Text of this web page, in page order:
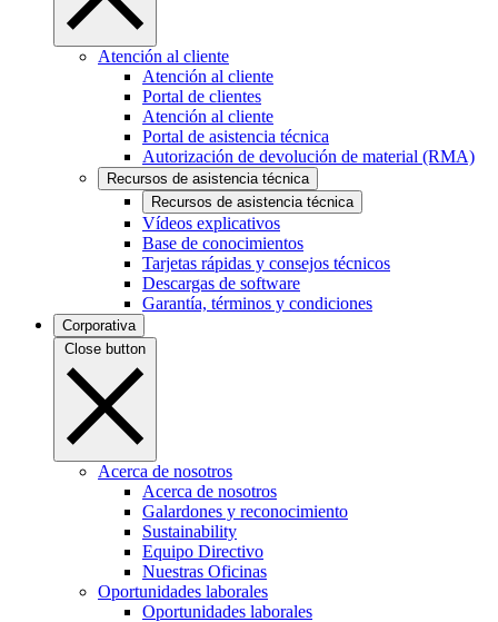
Atención al cliente
Atención al cliente
Portal de clientes
Atención al cliente
Portal de asistencia técnica
Autorización de devolución de material (RMA)
Recursos de asistencia técnica
Recursos de asistencia técnica
Vídeos explicativos
Base de conocimientos
Tarjetas rápidas y consejos técnicos
Descargas de software
Garantía, términos y condiciones
Corporativa
Close button
Acerca de nosotros
Acerca de nosotros
Galardones y reconocimiento
Sustainability
Equipo Directivo
Nuestras Oficinas
Oportunidades laborales
Oportunidades laborales